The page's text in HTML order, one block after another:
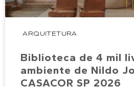
ARQUITETURA
Biblioteca de 4 mil
ambiente de Nildo
CASACOR SP 2026